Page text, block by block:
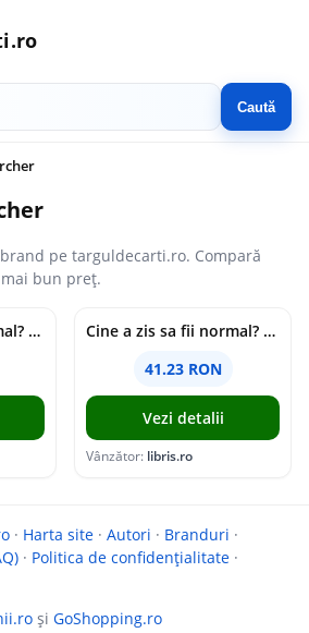
Caută
pe targuldecarti.ro. Compară
bun preț.
Cine a zis sa fii normal? Afla cum ceea ce te face diferit te poate face exceptional | Dale Archer
Cine a zis sa fii normal? - Dale Archer
41.23 RON
Vezi detalii
Vânzător: libris.ro
· Harta site · Autori · Branduri ·
· Politica de confidențialitate ·
și GoShopping.ro